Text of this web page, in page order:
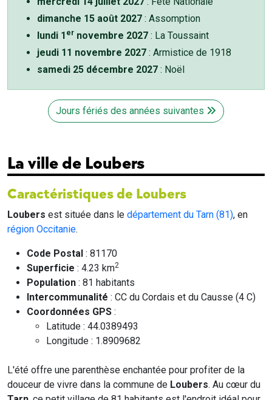
dimanche 15 août 2027 : Assomption
lundi 1 er novembre 2027 : La Toussaint
jeudi 11 novembre 2027 : Armistice de 1918
samedi 25 décembre 2027 : Noël
Jours fériés des années suivantes
La ville de Loubers
Caractéristiques de Loubers
Loubers est située dans le département du Tarn (81), en
région Occitanie.
Code Postal : 81170
Superficie : 4.23 km2
Population : 81 habitants
Intercommunalité : CC du Cordais et du Causse (4 C)
Coordonnées GPS :
Latitude : 44.0389493
Longitude : 1.8909682
L'été offre une parenthèse enchantée pour profiter de la
douceur de vivre dans la commune de Loubers. Au cœur du